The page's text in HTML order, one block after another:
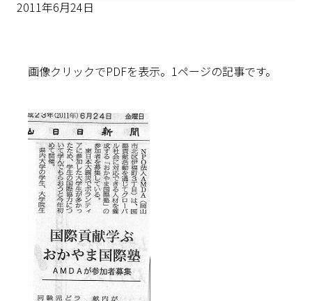
2011年6月24日
画像クリックでPDFを表示。1ページの記事です。